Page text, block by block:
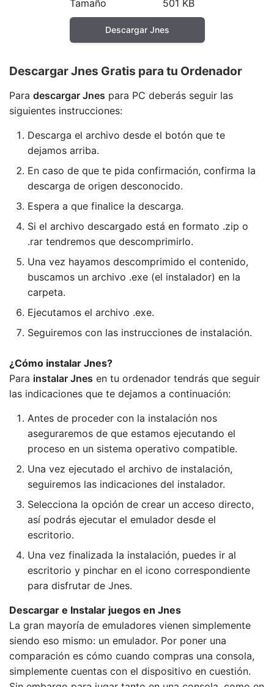
Tamaño
501 KB
Descargar Jnes
Descargar Jnes Gratis para tu Ordenador
Para descargar Jnes para PC deberás seguir las
siguientes instrucciones:
Descarga el archivo desde el botón que te
dejamos arriba.
En caso de que te pida confirmación, confirma la
descarga de origen desconocido.
Espera a que finalice la descarga.
Si el archivo descargado está en formato .zip o
.rar tendremos que descomprimirlo.
Una vez hayamos descomprimido el contenido,
buscamos un archivo .exe (el instalador) en la
carpeta.
Ejecutamos el archivo .exe.
Seguiremos con las instrucciones de instalación.
¿Cómo instalar Jnes?
Para instalar Jnes en tu ordenador tendrás que seguir
las indicaciones que te dejamos a continuación:
Antes de proceder con la instalación nos
aseguraremos de que estamos ejecutando el
proceso en un sistema operativo compatible.
Una vez ejecutado el archivo de instalación,
seguiremos las indicaciones del instalador.
Selecciona la opción de crear un acceso directo,
así podrás ejecutar el emulador desde el
escritorio.
Una vez finalizada la instalación, puedes ir al
escritorio y pinchar en el icono correspondiente
para disfrutar de Jnes.
Descargar e Instalar juegos en Jnes
La gran mayoría de emuladores vienen simplemente
siendo eso mismo: un emulador. Por poner una
comparación es cómo cuando compras una consola,
simplemente cuentas con el dispositivo en cuestión.